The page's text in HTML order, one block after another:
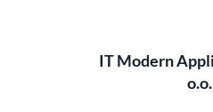
IT Modern
o.o.